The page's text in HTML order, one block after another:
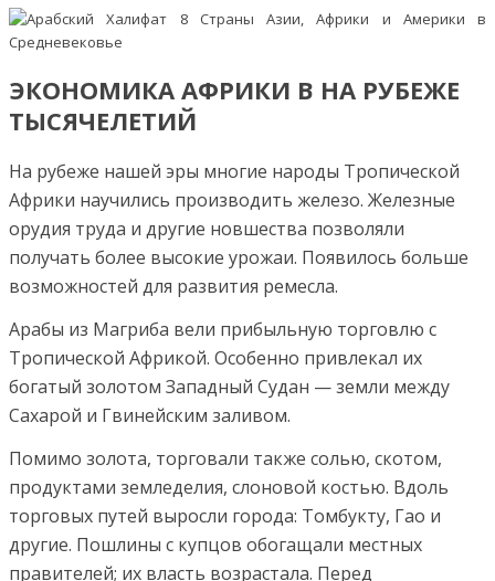
ЭКОНОМИКА АФРИКИ В НА РУБЕЖЕ
ТЫСЯЧЕЛЕТИЙ
На рубеже нашей эры многие народы Тропической
Африки научились производить железо. Железные
орудия труда и другие новшества позволяли
получать более высокие урожаи. Появилось больше
возможностей для развития ремесла.
Арабы из Магриба вели прибыльную торговлю с
Тропической Африкой. Особенно привлекал их
богатый золотом Западный Судан — земли между
Сахарой и Гвинейским заливом.
Помимо золота, торговали также солью, скотом,
продуктами земледелия, слоновой костью. Вдоль
торговых путей выросли города: Томбукту, Гао и
другие. Пошлины с купцов обогащали местных
правителей; их власть возрастала. Перед